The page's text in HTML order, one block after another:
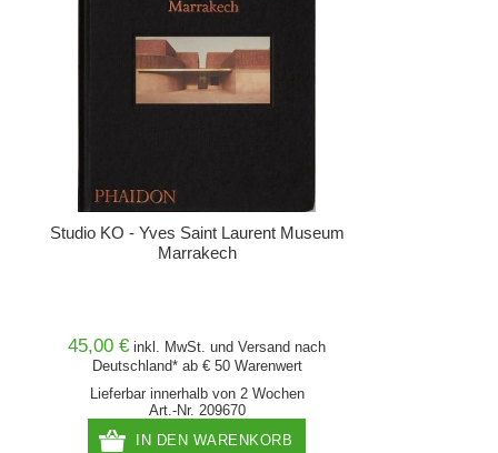
Studio KO - Yves Saint Laurent Museum
Marrakech
45,00 € inkl. MwSt. undVersand nach
Deutschland* ab € 50 Warenwert
Lieferbar innerhalb von 2 Wochen
Art.-Nr. 209670
IN DEN WARENKORB